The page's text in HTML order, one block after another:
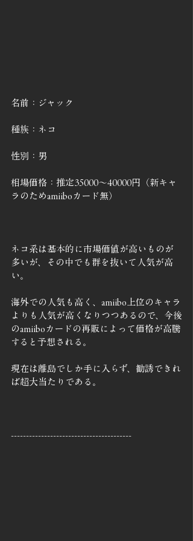
名前：ジャック
種族：ネコ
性別：男
相場価格：推定35000～40000円（新キャ
ラのためamiiboカード無）
ネコ系は基本的に市場価値が高いものが
多いが、その中でも群を抜いて人気が高
い。
海外での人気も高く、amiibo上位のキャラ
よりも人気が高くなりつつあるので、今後
のamiiboカードの再販によって価格が高騰
すると予想される。
現在は離島でしか手に入らず、勧誘できれ
ば超大当たりである。
----------------------------------------